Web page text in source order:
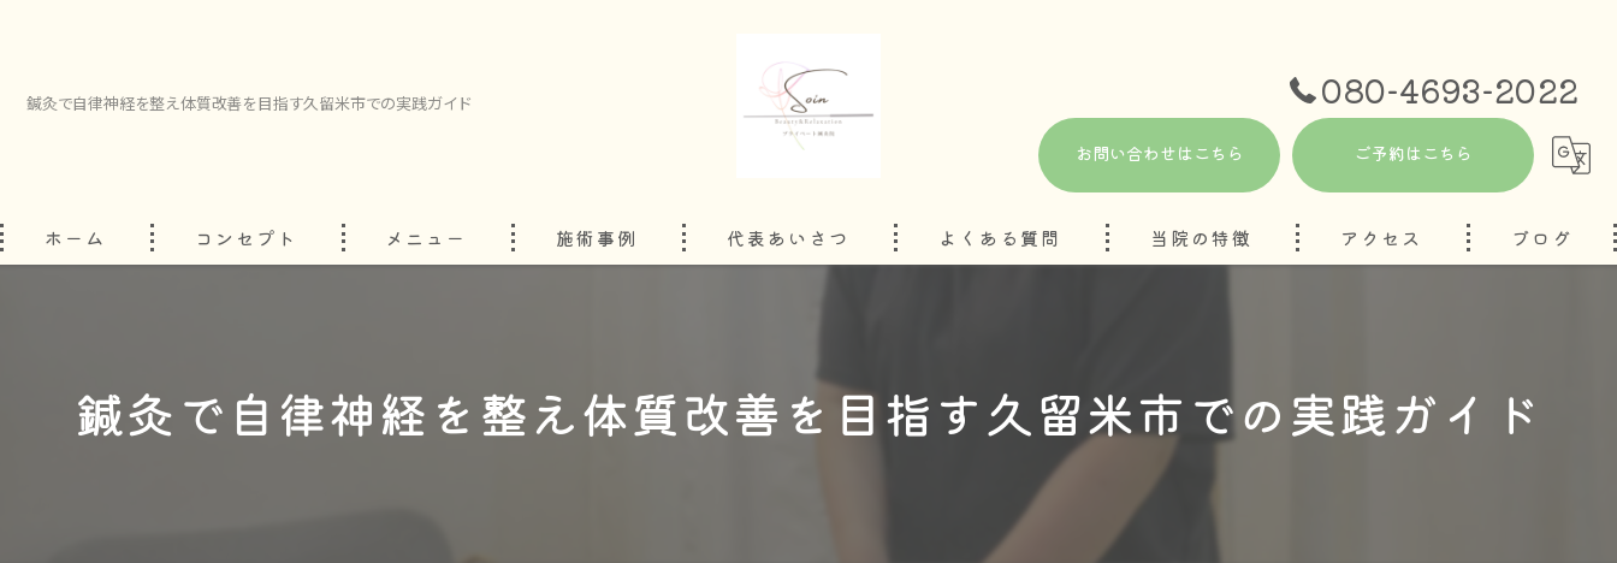
鍼灸で自律神経を整え体質改善を目指す久留米市での実践ガイド 080-4693-2022
お問い合わせはこちら ご予約はこちら
ホーム コンセプト メニュー 施術事例 代表あいさつ よくある質問 当院の特徴
ハーブテント
頭痛
アクセス ブログ
鍼灸で自律神経を整え体質改善を目指す久留米市での実践ガイド